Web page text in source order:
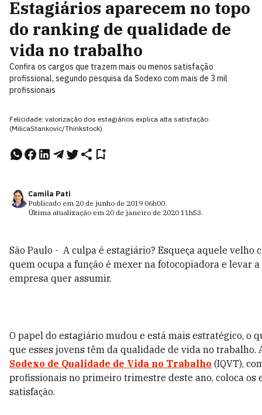
Estagiários aparecem no topo
do ranking de qualidade de
vida no trabalho
Confira os cargos que trazem mais ou menos satisfação
profissional, segundo pesquisa da Sodexo com mais de 3 mil
profissionais
Felicidade: valorização dos estagiários explica alta satisfação
(MilicaStankovic/Thinkstock)
Camila Pati
Publicado em 20 de junho de 2019 06h00.
Última atualização em 20 de janeiro de 2020 11h53.
São Paulo - A culpa é estagiário? Esqueça aquele
quem ocupa a função é mexer na fotocopiadora e levar
empresa quer assumir.
O papel do estagiário mudou e está mais estratégico, o
que esses jovens têm da qualidade de vida no trabalho.
Sodexo de Qualidade de Vida no Trabalho (IQVT),
profissionais no primeiro trimestre deste ano, coloca os
satisfação.